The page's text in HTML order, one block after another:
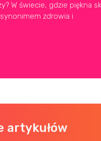
W świecie, gdzie piękna
zdrowia i
artykułów